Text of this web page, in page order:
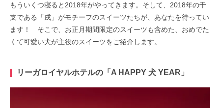
もういくつ寝ると2018年がやってきます。そして、2018年の干
支である「戌」がモチーフのスイーツたちが、あなたを待ってい
ます！ そこで、お正月期間限定のスイーツも含めた、おめでた
くて可愛い犬が主役のスイーツをご紹介します。
リーガロイヤルホテルの「A HAPPY 犬 YEAR」